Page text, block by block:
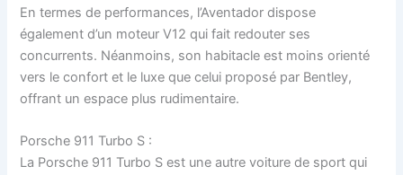
En termes de performances, l’Aventador dispose
également d’un moteur V12 qui fait redouter ses
concurrents. Néanmoins, son habitacle est moins orienté
vers le confort et le luxe que celui proposé par Bentley,
offrant un espace plus rudimentaire.
Porsche 911 Turbo S :
La Porsche 911 Turbo S est une autre voiture de sport qui